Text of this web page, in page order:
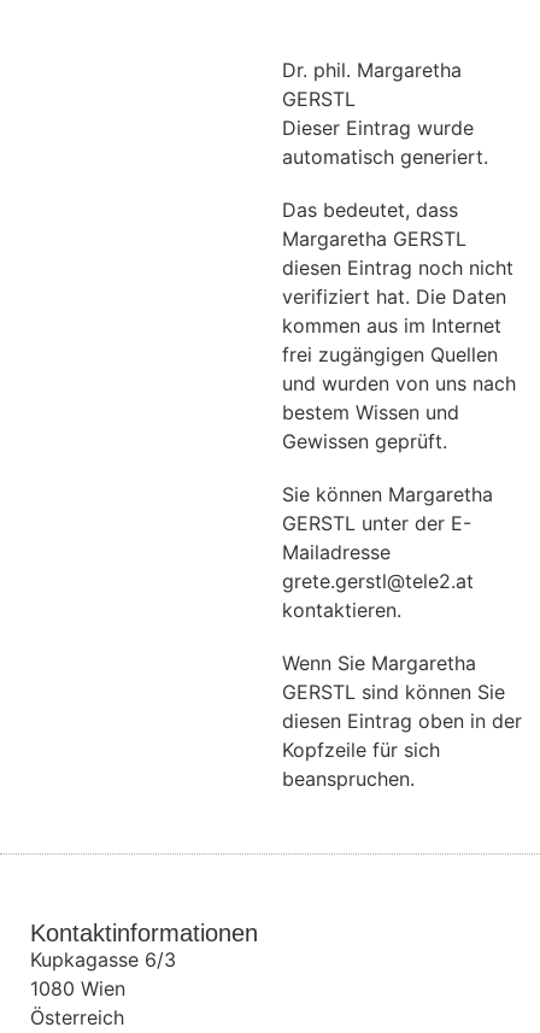
Dr. phil. Margaretha
GERSTL
Dieser Eintrag wurde
automatisch generiert.
Das bedeutet, dass
Margaretha GERSTL
diesen Eintrag noch nicht
verifiziert hat. Die Daten
kommen aus im Internet
frei zugängigen Quellen
und wurden von uns nach
bestem Wissen und
Gewissen geprüft.
Sie können Margaretha
GERSTL unter der E-
Mailadresse
grete.gerstl@tele2.at
kontaktieren.
Wenn Sie Margaretha
GERSTL sind können Sie
diesen Eintrag oben in der
Kopfzeile für sich
beanspruchen.
Kontaktinformationen
Kupkagasse 6/3
1080 Wien
Österreich